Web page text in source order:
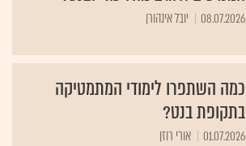
08.07.2026 יובל אינהורן
כמה השתפרו לימודי המתמטיקה
בתקופת בנט?
01.07.2026 אורי רוזן